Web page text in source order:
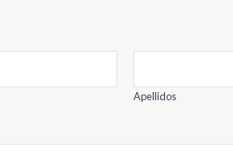
Apellidos